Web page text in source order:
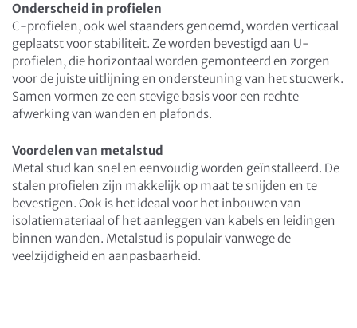
Onderscheid in profielen
C-profielen, ook wel staanders genoemd, worden verticaal
geplaatst voor stabiliteit. Ze worden bevestigd aan U-
profielen, die horizontaal worden gemonteerd en zorgen
voor de juiste uitlijning en ondersteuning van het stucwerk.
Samen vormen ze een stevige basis voor een rechte
afwerking van wanden en plafonds.
Voordelen van metalstud
Metal stud kan snel en eenvoudig worden geïnstalleerd. De
stalen profielen zijn makkelijk op maat te snijden en te
bevestigen. Ook is het ideaal voor het inbouwen van
isolatiemateriaal of het aanleggen van kabels en leidingen
binnen wanden. Metalstud is populair vanwege de
veelzijdigheid en aanpasbaarheid.